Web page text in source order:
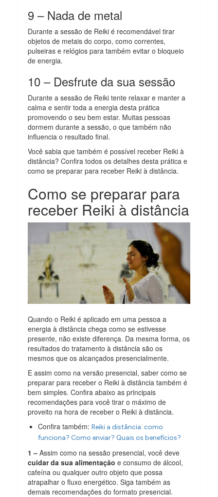
9 – Nada de metal
Durante a sessão de Reiki é recomendável tirar
objetos de metais do corpo, como correntes,
pulseiras e relógios para também evitar o bloqueio
de energia.
10 – Desfrute da sua sessão
Durante a sessão de Reiki tente relaxar e manter a
calma e sentir toda a energia desta prática
promovendo o seu bem estar. Muitas pessoas
dormem durante a sessão, o que também não
influencia o resultado final.
Você sabia que também é possível receber Reiki à
distância? Confira todos os detalhes desta prática e
como se preparar para receber Reiki à distância.
Como se preparar para
receber Reiki à distância
Quando o Reiki é aplicado em uma pessoa a
energia à distância chega como se estivesse
presente, não existe diferença. Da mesma forma, os
resultados do tratamento à distância são os
mesmos que os alcançados presencialmente.
E assim como na versão presencial, saber como se
preparar para receber o Reiki à distância também é
bem simples. Confira abaixo as principais
recomendações para você tirar o máximo de
proveito na hora de receber o Reiki à distância.
Confira também:Reiki a distância: como
funciona? Como enviar? Quais os benefícios?
1 –Assim como na sessão presencial, você deve
cuidar da sua alimentação e consumo de álcool,
cafeína ou qualquer outro objeto que possa
atrapalhar o fluxo energético. Siga também as
demais recomendações do formato presencial.